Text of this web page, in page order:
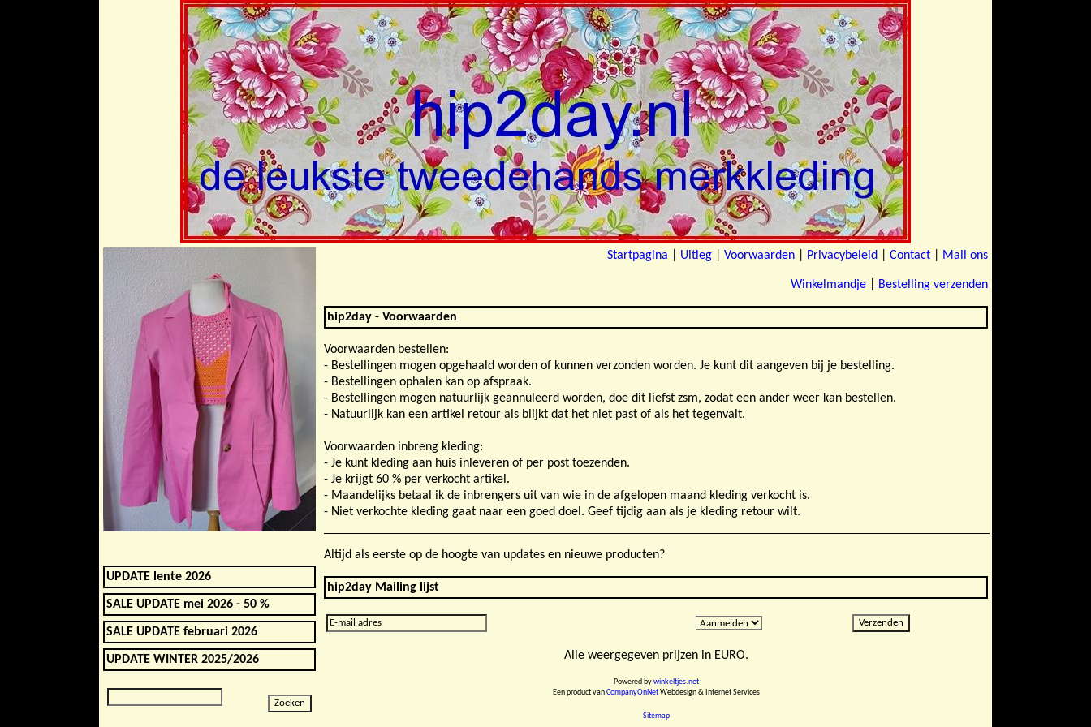
UPDATE lente 2026
SALE UPDATE mei 2026 - 50 %
SALE UPDATE februari 2026
UPDATE WINTER 2025/2026
Startpagina Uitleg Voorwaarden Privacybeleid Contact Mail ons
Winkelmandje Bestelling verzenden
hip2day - Voorwaarden
Voorwaarden bestellen:
- Bestellingen mogen opgehaald worden of kunnen verzonden worden. Je kunt dit aangeven bij je bestelling.
- Bestellingen ophalen kan op afspraak.
- Bestellingen mogen natuurlijk geannuleerd worden, doe dit liefst zsm, zodat een ander weer kan bestellen.
- Natuurlijk kan een artikel retour als blijkt dat het niet past of als het tegenvalt.
Voorwaarden inbreng kleding:
- Je kunt kleding aan huis inleveren of per post toezenden.
- Je krijgt 60 % per verkocht artikel.
- Maandelijks betaal ik de inbrengers uit van wie in de afgelopen maand kleding verkocht is.
- Niet verkochte kleding gaat naar een goed doel. Geef tijdig aan als je kleding retour wilt.
Altijd als eerste op de hoogte van updates en nieuwe producten?
hip2day Mailing lijst
Alle weergegeven prijzen in EURO.
Powered bywinkeltjes.net
Een product vanCompanyOnNetWebdesign & Internet Services
Sitemap